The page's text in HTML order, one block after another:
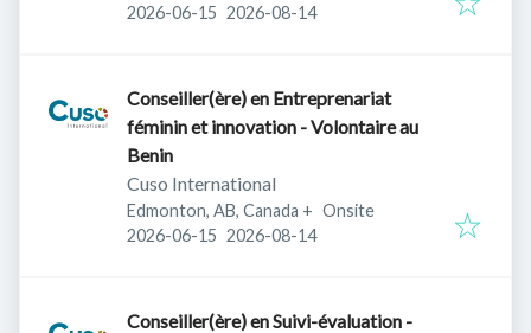
Published:
2026-06-15 Expires:
2026-08-14
Conseiller(ère) en Entreprenariat
féminin et innovation - Volontaire au
Benin
Cuso International
Edmonton, AB, Canada + Onsite
Published:
2026-06-15 Expires:
2026-08-14
Conseiller(ère) en Suivi-évaluation -